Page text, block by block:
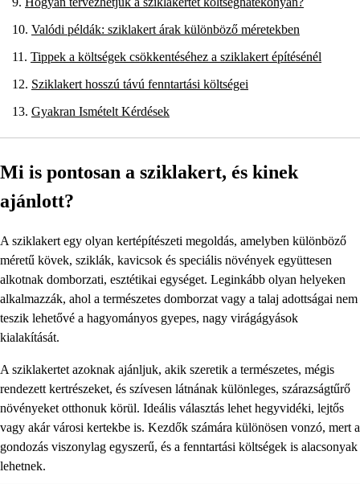
Valódi példák: sziklakert árak különböző méretekben
Tippek a költségek csökkentéséhez a sziklakert építésénél
Sziklakert hosszú távú fenntartási költségei
Gyakran Ismételt Kérdések
Mi is pontosan a sziklakert, és kinek
ajánlott?
A sziklakert egy olyan kertépítészeti megoldás, amelyben különböző
méretű kövek, sziklák, kavicsok és speciális növények együttesen
alkotnak domborzati, esztétikai egységet. Leginkább olyan helyeken
alkalmazzák, ahol a természetes domborzat vagy a talaj adottságai nem
teszik lehetővé a hagyományos gyepes, nagy virágágyások
kialakítását.
A sziklakertet azoknak ajánljuk, akik szeretik a természetes, mégis
rendezett kertrészeket, és szívesen látnának különleges, szárazságtűrő
növényeket otthonuk körül. Ideális választás lehet hegyvidéki, lejtős
vagy akár városi kertekbe is. Kezdők számára különösen vonzó, mert a
gondozás viszonylag egyszerű, és a fenntartási költségek is alacsonyak
lehetnek.